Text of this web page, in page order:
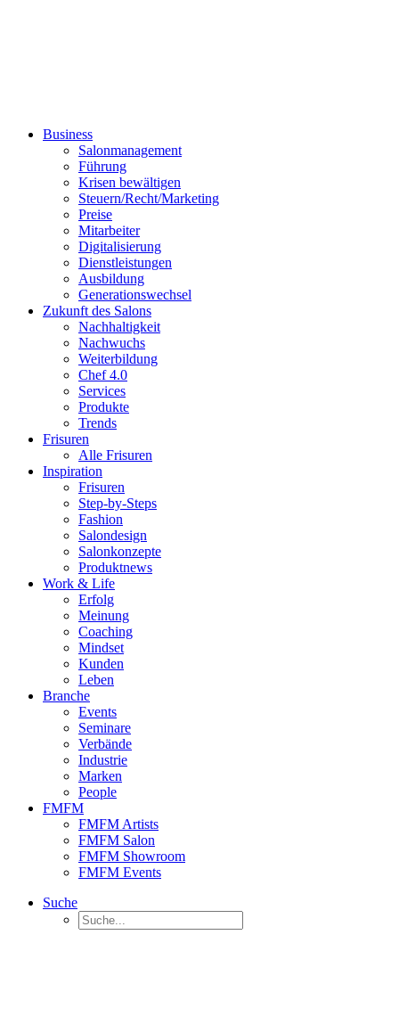
Business
Salonmanagement
Führung
Krisen bewältigen
Steuern/Recht/Marketing
Preise
Mitarbeiter
Digitalisierung
Dienstleistungen
Ausbildung
Generationswechsel
Zukunft des Salons
Nachhaltigkeit
Nachwuchs
Weiterbildung
Chef 4.0
Services
Produkte
Trends
Frisuren
Alle Frisuren
Inspiration
Frisuren
Step-by-Steps
Fashion
Salondesign
Salonkonzepte
Produktnews
Work & Life
Erfolg
Meinung
Coaching
Mindset
Kunden
Leben
Branche
Events
Seminare
Verbände
Industrie
Marken
People
FMFM
FMFM Artists
FMFM Salon
FMFM Showroom
FMFM Events
Suche